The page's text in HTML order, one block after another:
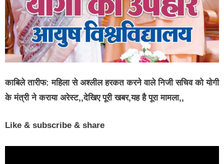
काबिले तारीफ: महिला से अश्लील हरकत करने वाले निजी सचिव को योगी
के मंत्री ने कराया अरेस्ट,,देखिए पूरी खबर,यह है पूरा मामला,,
Like & subscribe & share